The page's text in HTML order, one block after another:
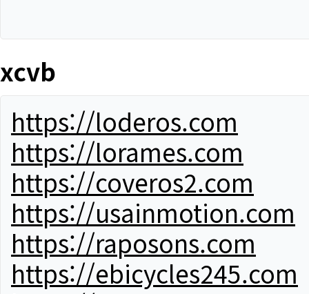
xcvb
https://loderos.com
https://lorames.com
https://coveros2.com
https://usainmotion.com
https://raposons.com
https://ebicycles245.com